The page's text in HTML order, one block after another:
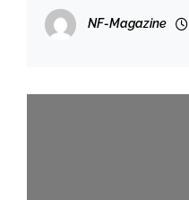
NF-Magazine